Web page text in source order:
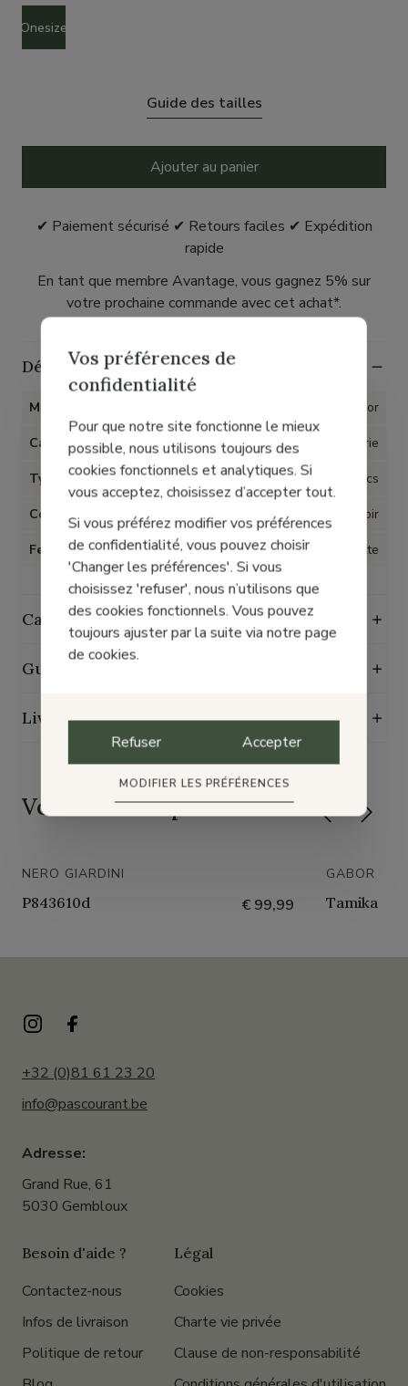
Taille
Onesize
Guide des tailles
Ajouter au panier
✔ Paiement sécurisé ✔ Retours faciles ✔ Expédition
rapide
En tant que membre Avantage, vous gagnez 5% sur
votre prochaine commande avec cet achat*.
Détails
Marque Gabor
Catégorie Maroquinerie
Type d'article Sacs
Couleur Noir
Fermeture Tirette
Caractéristiques de durabilité
Guide d'entretien
Livraison, échange et retours
Vous aimerezpeut-être
NERO GIARDINI
P843610d € 99,99
GABOR
Tamika
+32 (0)81 61 23 20
info@pascourant.be
Adresse:
Grand Rue, 61
5030 Gembloux
Besoin d'aide ?
Contactez-nous
Infos de livraison
Politique de retour
Légal
Cookies
Charte vie privée
Clause de non-responsabilité
Vos préférences de
confidentialité
Pour que notre site fonctionne le mieux
possible, nous utilisons toujours des
cookies fonctionnels et analytiques. Si
vous acceptez, choisissez d’accepter tout.
Si vous préférez modifier vos préférences
de confidentialité, vous pouvez choisir
'Changer les préférences'. Si vous
choisissez 'refuser', nous n’utilisons que
des cookies fonctionnels. Vous pouvez
toujours ajuster par la suite via notre page
de cookies.
Refuser Accepter
MODIFIER LES PRÉFÉRENCES